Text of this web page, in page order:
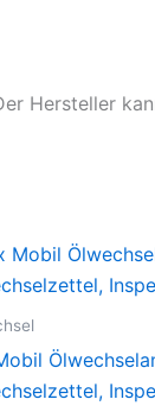
Hersteller